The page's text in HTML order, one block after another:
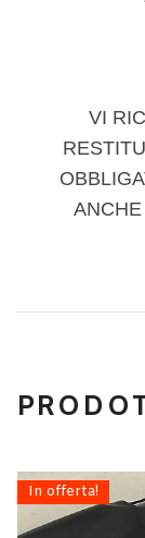
VI
In offerta!